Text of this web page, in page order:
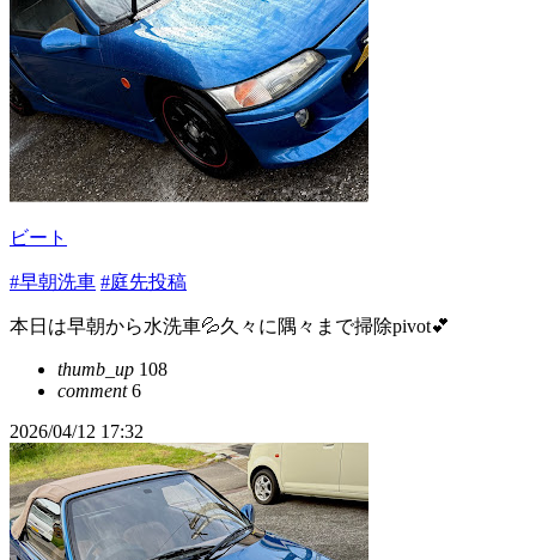
ビート
#早朝洗車 #庭先投稿
本日は早朝から水洗車💦久々に隅々まで掃除pivot💕
thumb_up 108
comment6
2026/04/12 17:32